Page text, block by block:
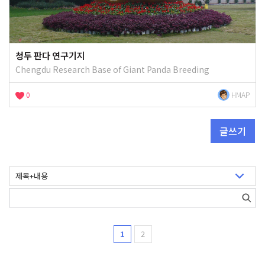
청두 판다 연구기지
Chengdu Research Base of Giant Panda Breeding
0 HMAP
글쓰기
1 2